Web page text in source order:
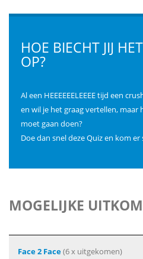
HOE BIECHT JIJ
OP?
Al een HEEEEEELEEEE tijd een
en wil je het graag vertellen, maar
moet gaan doen?
Doe dan snel deze Quiz en kom er
MOGELIJKE
Face 2 Face(6 x uitgekomen)